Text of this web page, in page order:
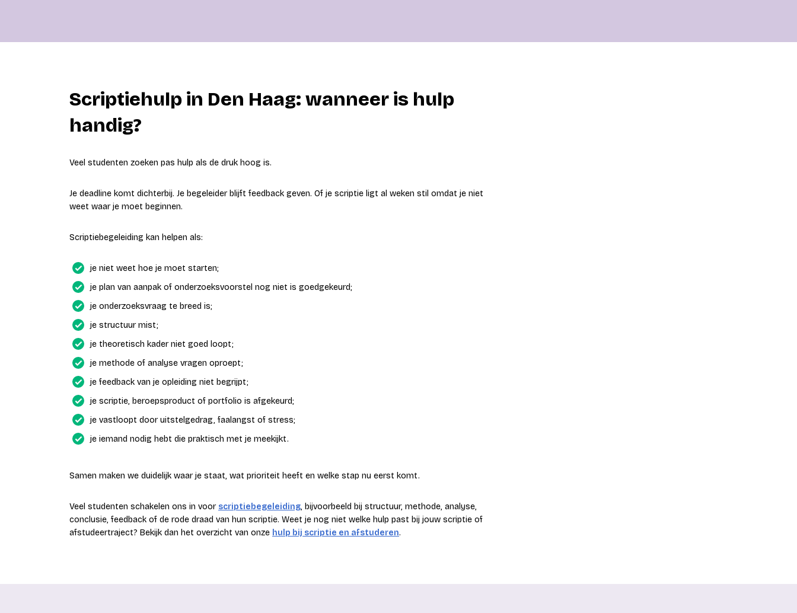
Scriptiehulp in Den Haag: wanneer is hulp
handig?
Veel studenten zoeken pas hulp als de druk hoog is.
Je deadline komt dichterbij. Je begeleider blijft feedback geven. Of je scriptie ligt al weken stil omdat je niet
weet waar je moet beginnen.
Scriptiebegeleiding kan helpen als:
je niet weet hoe je moet starten;
je plan van aanpak of onderzoeksvoorstel nog niet is goedgekeurd;
je onderzoeksvraag te breed is;
je structuur mist;
je theoretisch kader niet goed loopt;
je methode of analyse vragen oproept;
je feedback van je opleiding niet begrijpt;
je scriptie, beroepsproduct of portfolio is afgekeurd;
je vastloopt door uitstelgedrag, faalangst of stress;
je iemand nodig hebt die praktisch met je meekijkt.
Samen maken we duidelijk waar je staat, wat prioriteit heeft en welke stap nu eerst komt.
Veel studenten schakelen ons in voor scriptiebegeleiding, bijvoorbeeld bij structuur, methode, analyse,
conclusie, feedback of de rode draad van hun scriptie. Weet je nog niet welke hulp past bij jouw scriptie of
afstudeertraject? Bekijk dan het overzicht van onze hulp bij scriptie en afstuderen.